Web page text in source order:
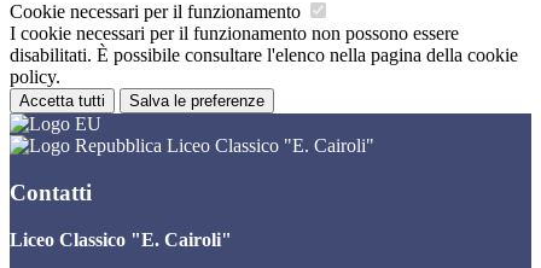
Cookie necessari per il funzionamento
I cookie necessari per il funzionamento non possono essere
disabilitati. È possibile consultare l'elenco nella pagina della cookie
policy.
Accetta tutti Salva le preferenze
Liceo Classico "E. Cairoli"
Contatti
Liceo Classico "E. Cairoli"